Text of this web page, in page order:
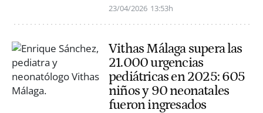
23/04/2026 13:53h
Vithas Málaga supera las
21.000 urgencias
pediátricas en 2025: 605
niños y 90 neonatales
fueron ingresados